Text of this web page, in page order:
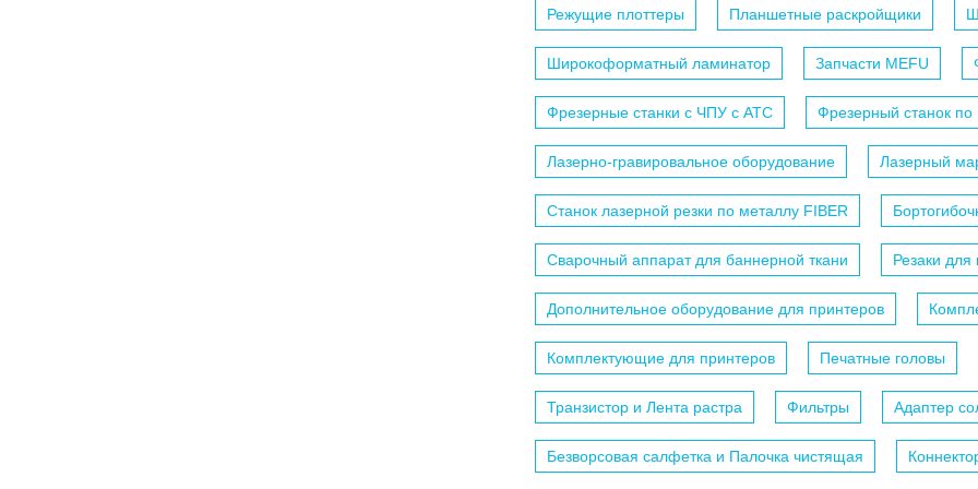
Режущие плоттеры Планшетные раскройщики
Широкоформатный ламинатор Запчасти MEFU
Фрезерные станки с ЧПУ c АТС Фрезерный станок
Лазерно-гравировальное оборудование Лазерный
Станок лазерной резки по металлу FIBER
Сварочный аппарат для баннерной ткани Резаки для
Дополнительное оборудование для принтеров
Комплектующие для принтеров Печатные головы
Транзистор и Лента растра Фильтры Адаптер
Безворсовая салфетка и Палочка чистящая